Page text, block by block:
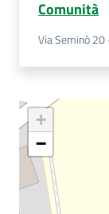
Comunità
Via Seminò
+
−